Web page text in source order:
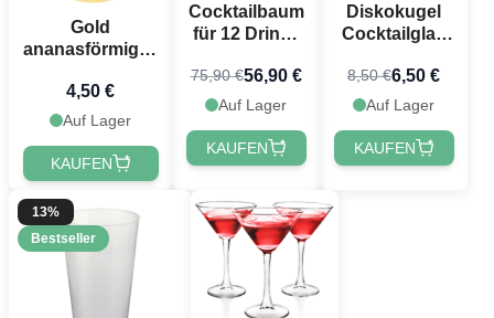
Gold
ananasförmiges
Strohhalm - 750
ml
4,50 €
Auf Lager
KAUFEN
Cocktailbaum
für 12 Drinks
55,5 cm
75,90 €56,90 €
Auf Lager
KAUFEN
Diskokugel
Cocktailglas
ml
8,50 €6,50 €
Auf Lager
KAUFEN
13%
Bestseller